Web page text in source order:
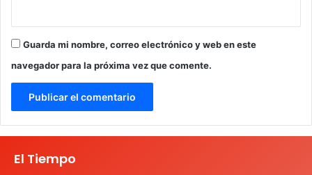
Guarda mi nombre, correo electrónico y web en este
navegador para la próxima vez que comente.
El Tiempo